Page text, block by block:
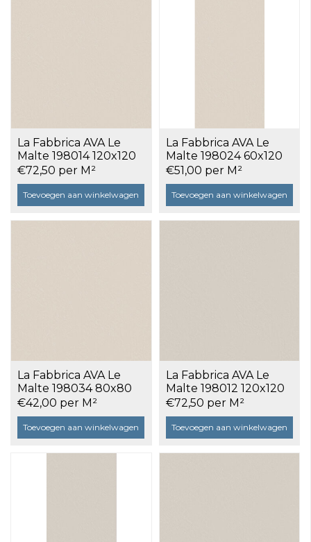
La Fabbrica AVA Le
Malte 198014 120x120
Beige a 2,88 m²
€72,50 per M²
Toevoegen aan winkelwagen
La Fabbrica AVA Le
Malte 198024 60x120
Beige a 1,44 m²
€51,00 per M²
Toevoegen aan winkelwagen
La Fabbrica AVA Le
Malte 198034 80x80
Beige a 1,28 m²
€42,00 per M²
Toevoegen aan winkelwagen
La Fabbrica AVA Le
Malte 198012 120x120
Ivory a 2,88 m²
€72,50 per M²
Toevoegen aan winkelwagen